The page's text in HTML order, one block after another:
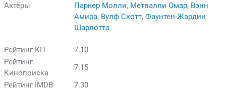
Актёры
Паркер Молли, Метвалли Омар, Вэнн
Амира, Вулф Скотт, Фаунтен-Жардин
Шарлотта
Рейтинг КП
7.10
Рейтинг
Кинопоиска
7.15
Рейтинг IMDB
7.30